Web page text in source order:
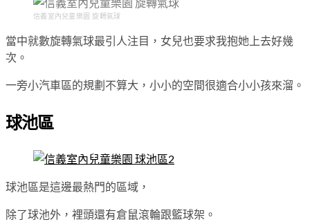
信義室內兒童樂園 旋轉氣球
當中就數旋轉氣球最引人注目，女兒也要求我抱她上去好幾
次。
一旁小汽車區的規劃不算大，小小的空間很適合小小孩來溜。
球池區
球池區是這邊最熱門的區域，
除了球池外，裡頭還有倉鼠滾輪跟籃球架。